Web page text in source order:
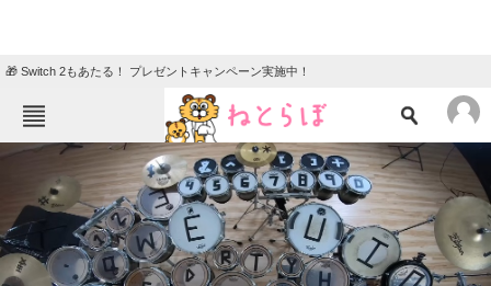
🎁 Switch 2もあたる！ プレゼントキャンペーン実施中！
ねとらぼメニュー
ニュース
エンタメ クイズ
グルメ 地域